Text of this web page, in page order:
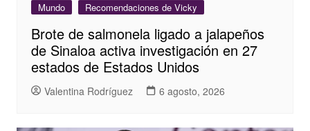
Mundo Recomendaciones de Vicky
Brote de salmonela ligado a jalapeños
de Sinaloa activa investigación en 27
estados de Estados Unidos
Valentina Rodríguez 6 agosto, 2026